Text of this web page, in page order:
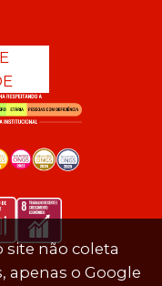
site não coleta
apenas o Google